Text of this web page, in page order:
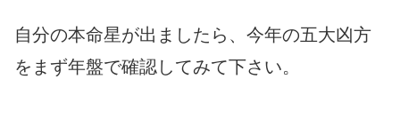
自分の本命星が出ましたら、今年の五大凶方
をまず年盤で確認してみて下さい。